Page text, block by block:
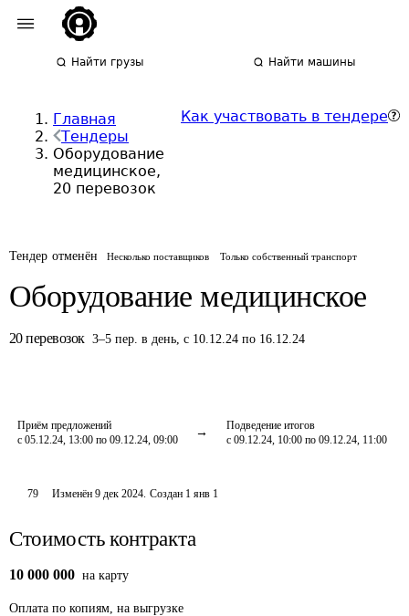
Найти грузы Найти машины
Главная
Тендеры
Оборудование
медицинское,
20 перевозок
Как участвовать в тендере
Тендер отменён Несколько поставщиков Только собственный транспорт
Оборудование медицинское
20 перевозок 3–5 пер. в день, с 10.12.24 по 16.12.24
Приём предложений
с 05.12.24, 13:00 по 09.12.24, 09:00
Подведение итогов
с 09.12.24, 10:00 по 09.12.24, 11:00
79 Изменён9 дек 2024. Создан 1 янв 1
Стоимость контракта
10 000 000 на карту
Оплата по копиям, на выгрузке